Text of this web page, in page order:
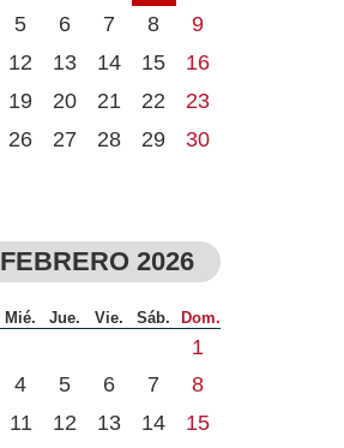
5 6 7 8
9
12 13 14 15
16
19 20 21 22
23
26 27 28 29 30
FEBRERO 2026
Mié. Jue. Vie. Sáb. Dom.
1
4 5 6 7
8
11 12 13 14
15